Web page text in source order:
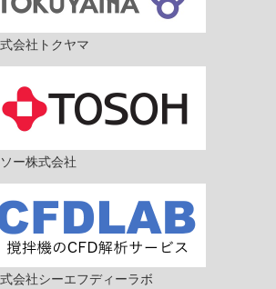
会社トクヤマ
ー株式会社
会社シーエフディーラボ